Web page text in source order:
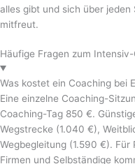
alles gibt und sich über
mitfreut.
Häufige Fragen zum
Was kostet ein Coaching bei
Eine einzelne Coaching-
Coaching-Tag 850 €.
Wegstrecke (1.040 €),
Wegbegleitung (1.590 €).
Firmen und Selbständige